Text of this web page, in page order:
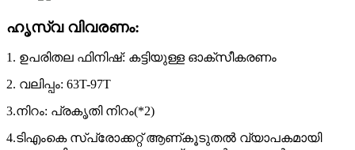
ഹൃസ്വ വിവരണം:
1. ഉപരിതല ഫിനിഷ്: കട്ടിയുള്ള ഓക്സീകരണം
2. വലിപ്പം: 63T-97T
3.നിറം: പ്രകൃതി നിറം(*2)
4.ടിഎംകെ സ്പ്രോക്കറ്റ് ആണ്കൂടുതൽ വ്യാപകമായി